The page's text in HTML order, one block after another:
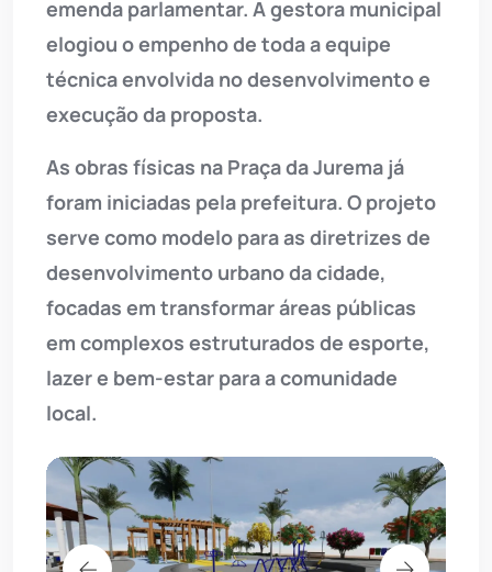
emenda parlamentar. A gestora municipal
elogiou o empenho de toda a equipe
técnica envolvida no desenvolvimento e
execução da proposta.
As obras físicas na Praça da Jurema já
foram iniciadas pela prefeitura. O projeto
serve como modelo para as diretrizes de
desenvolvimento urbano da cidade,
focadas em transformar áreas públicas
em complexos estruturados de esporte,
lazer e bem-estar para a comunidade
local.